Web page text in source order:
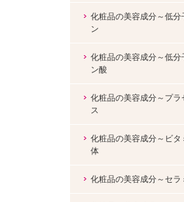
化粧品の美容成分～低分
ン
化粧品の美容成分～低分
ン酸
化粧品の美容成分～プラ
ス
化粧品の美容成分～ビタ
体
化粧品の美容成分～セラ